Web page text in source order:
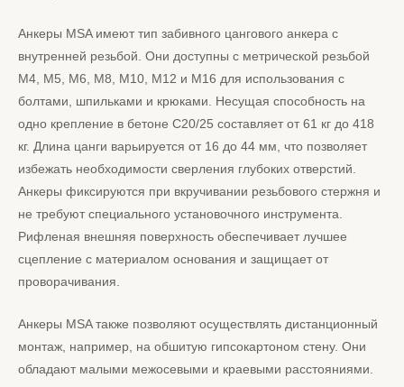
Анкеры MSA имеют тип забивного цангового анкера с
внутренней резьбой. Они доступны с метрической резьбой
М4, М5, М6, М8, М10, М12 и М16 для использования с
болтами, шпильками и крюками. Несущая способность на
одно крепление в бетоне С20/25 составляет от 61 кг до 418
кг. Длина цанги варьируется от 16 до 44 мм, что позволяет
избежать необходимости сверления глубоких отверстий.
Анкеры фиксируются при вкручивании резьбового стержня и
не требуют специального установочного инструмента.
Рифленая внешняя поверхность обеспечивает лучшее
сцепление с материалом основания и защищает от
проворачивания.
Анкеры MSA также позволяют осуществлять дистанционный
монтаж, например, на обшитую гипсокартоном стену. Они
обладают малыми межосевыми и краевыми расстояниями.